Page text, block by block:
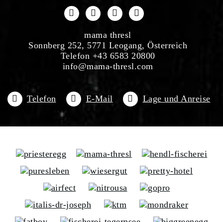
mama thresl
Sonnberg 252, 5771 Leogang, Österreich
Telefon +43 6583 20800
info@mama-thresl.com
Telefon E-Mail Lage und Anreise